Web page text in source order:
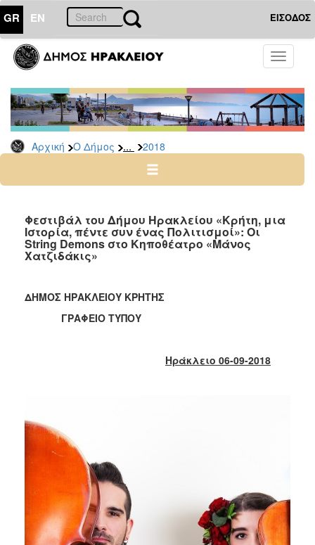
GR EN ΕΙΣΟΔΟΣ
Toggle
Αρχική Ο Δήμος ... 2018
ΔΗΜΟΣ
Δελτία
Τύπου
Αρχείο
2026
2024
2022
2021
2019
2018
2011
Φεστιβάλ του Δήμου Ηρακλείου «Κρήτη, μια
Ιστορία, πέντε συν ένας Πολιτισμοί»: Οι
String Demons στο Κηποθέατρο «Μάνος
Χατζιδάκις»
ΔΗΜΟΣ ΗΡΑΚΛΕΙΟΥ ΚΡΗΤΗΣ
ΓΡΑΦΕΙΟ ΤΥΠΟΥ
Ηράκλειο 06-09-2018